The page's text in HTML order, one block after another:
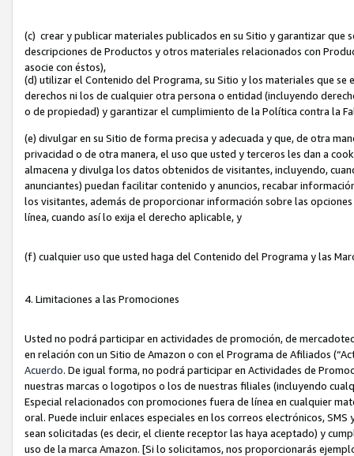
(c) crear y publicar materiales publicados en su Sitio y garantizar que
descripciones de Productos y otros materiales relacionados con
asocie con éstos),
(d) utilizar el Contenido del Programa, su Sitio y los materiales que se
derechos ni los de cualquier otra persona o entidad (incluyendo
o de propiedad) y garantizar el cumplimiento de la Política contra la
(e) divulgar en su Sitio de forma precisa y adecuada y que, de otra
privacidad o de otra manera, el uso que usted y terceros les dan a
almacena y divulga los datos obtenidos de visitantes, incluyendo,
anunciantes) puedan facilitar contenido y anuncios, recabar
los visitantes, además de proporcionar información sobre las
línea, cuando así lo exija el derecho aplicable, y
(f) cualquier uso que usted haga del Contenido del Programa y las
4. Limitaciones a las Promociones
Usted no podrá participar en actividades de promoción, de
en relación con un Sitio de Amazon o con el Programa de Afiliados
Acuerdo. De igual forma, no podrá participar en Actividades de
nuestras marcas o logotipos o los de nuestras filiales (incluyendo
Especial relacionados con promociones fuera de línea en cualquier
oral. Puede incluir enlaces especiales en los correos electrónicos,
sean solicitadas (es decir, el cliente receptor las haya aceptado) y
uso de la marca Amazon. [Si lo solicitamos, nos proporcionarás